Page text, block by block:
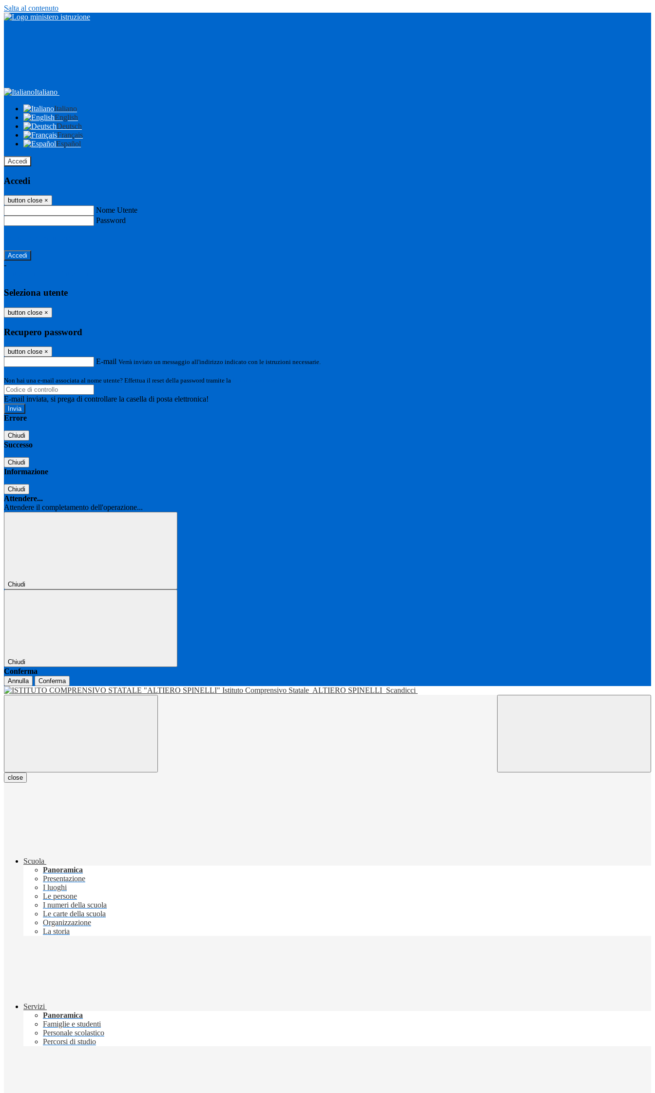
Salta al contenuto
Italiano
Italiano
English
Deutsch
Français
Español
Accedi
Accedi
button close ×
Nome Utente
Password
-
Seleziona utente
button close ×
Recupero password
button close ×
E-mail Verrà inviato un messaggio all'indirizzo indicato con le istruzioni necessarie.
Non hai una e-mail associata al nome utente? Effettua il reset della password tramite la
E-mail inviata, si prega di controllare la casella di posta elettronica!
Errore
Chiudi
Successo
Chiudi
Informazione
Chiudi
Attendere...
Attendere il completamento dell'operazione...
Chiudi
Chiudi
Conferma
Annulla Conferma
Istituto Comprensivo Statale ALTIERO SPINELLI Scandicci
close
Scuola
Panoramica
Presentazione
I luoghi
Le persone
I numeri della scuola
Le carte della scuola
Organizzazione
La storia
Servizi
Panoramica
Famiglie e studenti
Personale scolastico
Percorsi di studio